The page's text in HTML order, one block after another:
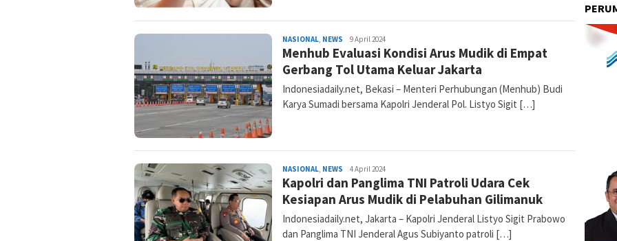
NASIONAL, NEWS Diki
Sudrajat
9 April 2024
Menhub Evaluasi Kondisi Arus Mudik di Empat
Gerbang Tol Utama Keluar Jakarta
Indonesiadaily.net, Bekasi – Menteri Perhubungan (Menhub) Budi
Karya Sumadi bersama Kapolri Jenderal Pol. Listyo Sigit […]
NASIONAL, NEWS Diki
Sudrajat
4 April 2024
Kapolri dan Panglima TNI Patroli Udara Cek
Kesiapan Arus Mudik di Pelabuhan Gilimanuk
Indonesiadaily.net, Jakarta – Kapolri Jenderal Listyo Sigit Prabowo
dan Panglima TNI Jenderal Agus Subiyanto patroli […]